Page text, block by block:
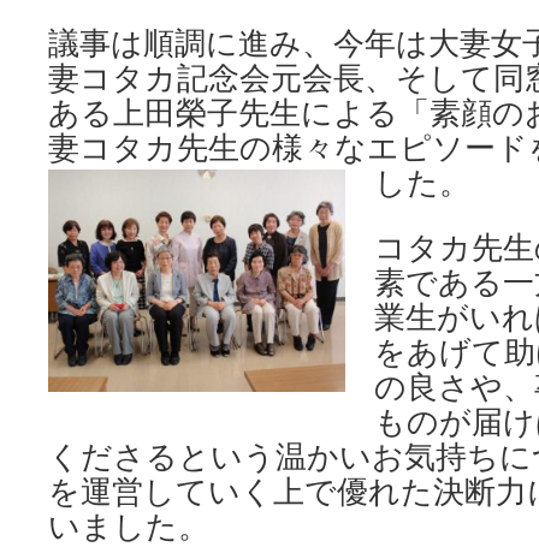
議事は順調に進み、今年は大妻女
妻コタカ記念会元会長、そして同
ある上田榮子先生による「素顔
妻コタカ先生の様々なエピソー
した。
コタカ先
素である
業生がい
をあげて
の良さや
ものが届
くださるという温かいお気持ち
を運営していく上で優れた決断
いました。